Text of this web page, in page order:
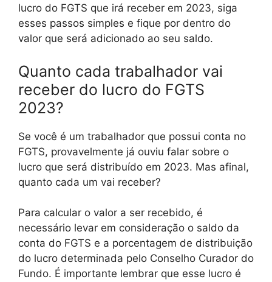
lucro do FGTS que irá receber em 2023, siga
esses passos simples e fique por dentro do
valor que será adicionado ao seu saldo.
Quanto cada trabalhador vai
receber do lucro do FGTS
2023?
Se você é um trabalhador que possui conta no
FGTS, provavelmente já ouviu falar sobre o
lucro que será distribuído em 2023. Mas afinal,
quanto cada um vai receber?
Para calcular o valor a ser recebido, é
necessário levar em consideração o saldo da
conta do FGTS e a porcentagem de distribuição
do lucro determinada pelo Conselho Curador do
Fundo. É importante lembrar que esse lucro é